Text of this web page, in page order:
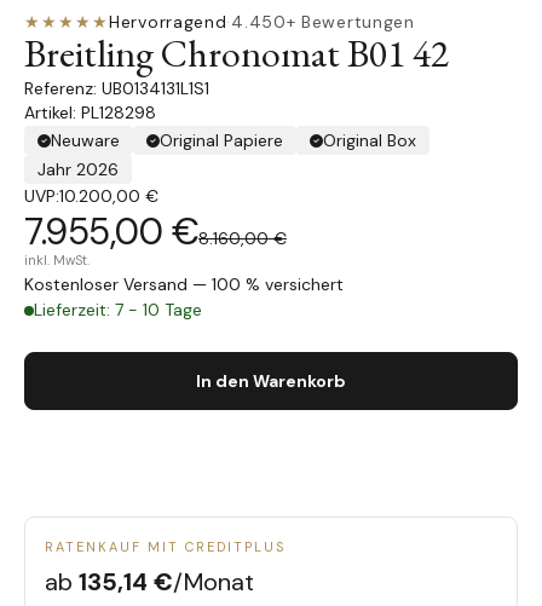
★★★★★Hervorragend·4.450+ Bewertungen
Breitling Chronomat B01 42
UB0134131L1S1
Artikel: PL128298
Neuware
Original Papiere
Original Box
Jahr 2026
UVP:10.200,00 €
7.955,00 €8.160,00 €
inkl. MwSt.
Kostenloser Versand — 100 % versichert
Lieferzeit: 7 - 10 Tage
In den Warenkorb
RATENKAUF MIT CREDITPLUS
ab 135,14 €/Monat